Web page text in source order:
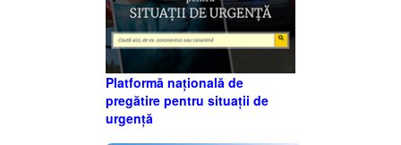
Platformă națională de
pregătire pentru situații de
urgență